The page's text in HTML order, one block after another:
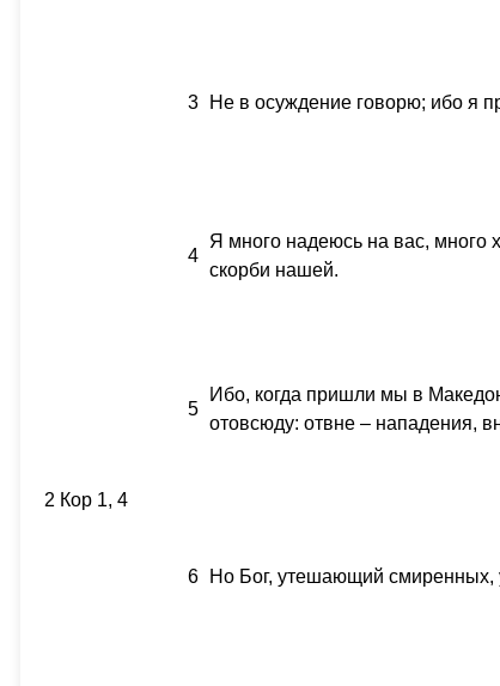
3 Не в осуждение говорю; ибо я
4
Я много надеюсь на вас, много
скорби нашей.
5
Ибо, когда пришли мы в
отовсюду: отвне – нападения,
2 Кор 1, 4
6 Но Бог, утешающий смиренных,